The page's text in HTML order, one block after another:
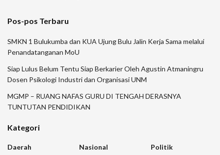
Pos-pos Terbaru
SMKN 1 Bulukumba dan KUA Ujung Bulu Jalin Kerja Sama melalui
Penandatanganan MoU
Siap Lulus Belum Tentu Siap Berkarier Oleh Agustin Atmaningru
Dosen Psikologi Industri dan Organisasi UNM
MGMP – RUANG NAFAS GURU DI TENGAH DERASNYA
TUNTUTAN PENDIDIKAN
Kategori
Daerah Nasional Politik